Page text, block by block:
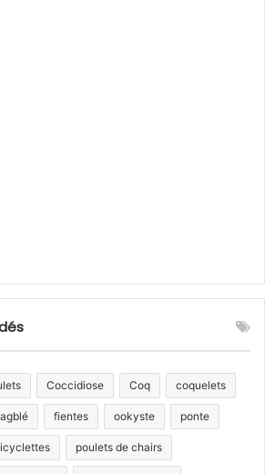
Coccidiose Coq coquelets
fientes ookyste ponte
poulets de chairs